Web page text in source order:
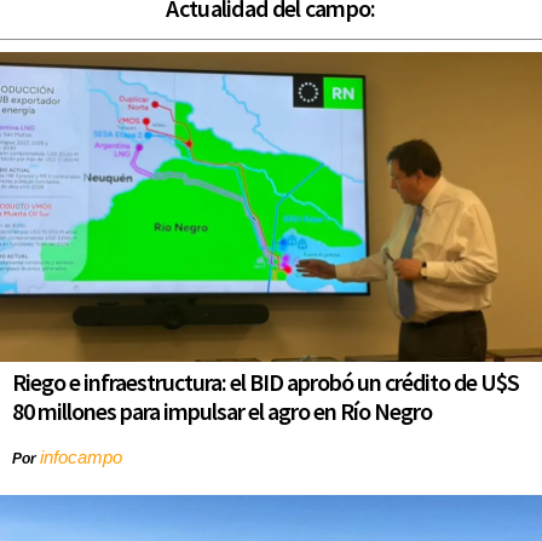
Actualidad del campo:
Riego e infraestructura: el BID aprobó un crédito de U$S
80 millones para impulsar el agro en Río Negro
Porinfocampo